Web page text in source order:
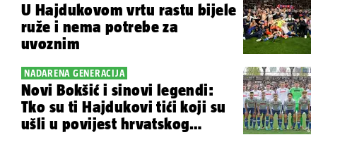
U Hajdukovom vrtu rastu bijele
ruže i nema potrebe za
uvoznim
NADARENA GENERACIJA
Novi Bokšić i sinovi legendi:
Tko su ti Hajdukovi tići koji su
ušli u povijest hrvatskog